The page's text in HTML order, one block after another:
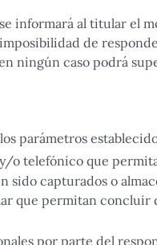
informará al titular el
de
ningún caso podrá
parámetros
telefónico que
capturados o
que permitan concluir
por parte del